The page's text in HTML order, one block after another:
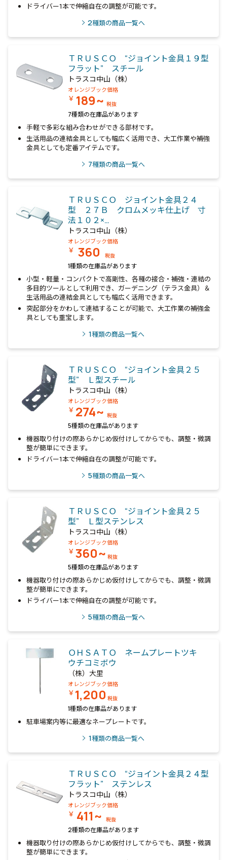
ドライバー1本で伸縮自在の調整が可能です。
2種類の商品一覧へ
ＴＲＵＳＣＯ “ジョイント金具１９型
フラット” スチール
トラスコ中山（株）
オレンジブック価格
￥ 189~ 税抜
7種類の在庫品があります
手軽で多彩な組み合わせができる部材です。
生活用品の連結金具としても幅広く活用でき、大工作業や補強
金具としても定番アイテムです。
7種類の商品一覧へ
ＴＲＵＳＣＯ ジョイント金具２４
型 ２７Ｂ クロムメッキ仕上げ 寸
法１０２×…
トラスコ中山（株）
オレンジブック価格
￥ 360 税抜
1種類の在庫品があります
小型・軽量・コンパクトで高剛性、各種の接合・補強・連結の
多目的ツールとして利用でき、ガーデニング（テラス金具）＆
生活用品の連結金具としても幅広く活用できます。
突起部分をかわして連結することが可能で、大工作業の補強金
具としても重宝します。
1種類の商品一覧へ
ＴＲＵＳＣＯ “ジョイント金具２５
型” Ｌ型スチール
トラスコ中山（株）
オレンジブック価格
￥ 274~ 税抜
5種類の在庫品があります
機器取り付けの際あらかじめ仮付けしてからでも、調整・微調
整が簡単にできます。
ドライバー1本で伸縮自在の調整が可能です。
5種類の商品一覧へ
ＴＲＵＳＣＯ “ジョイント金具２５
型” Ｌ型ステンレス
トラスコ中山（株）
オレンジブック価格
￥ 360~ 税抜
5種類の在庫品があります
機器取り付けの際あらかじめ仮付けしてからでも、調整・微調
整が簡単にできます。
ドライバー1本で伸縮自在の調整が可能です。
5種類の商品一覧へ
ＯＨＳＡＴＯ ネームプレートツキ
ウチコミボウ
（株）大里
オレンジブック価格
￥ 1,200 税抜
1種類の在庫品があります
駐車場案内等に最適なネープレートです。
1種類の商品一覧へ
ＴＲＵＳＣＯ “ジョイント金具２４型
フラット” ステンレス
トラスコ中山（株）
オレンジブック価格
￥ 411~ 税抜
2種類の在庫品があります
機器取り付けの際あらかじめ仮付けしてからでも、調整・微調
整が簡単にできます。